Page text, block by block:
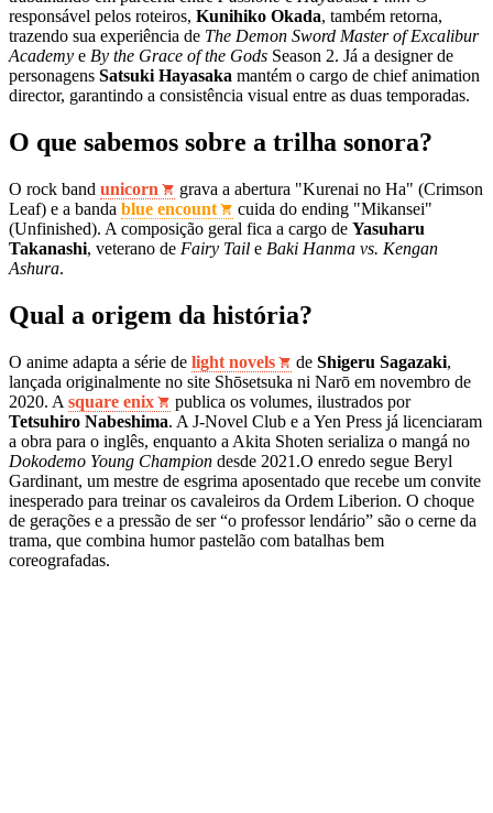
responsável pelos roteiros, Kunihiko Okada, também retorna,
trazendo sua experiência de The Demon Sword Master of Excalibur
Academy e By the Grace of the Gods Season 2. Já a designer de
personagens Satsuki Hayasaka mantém o cargo de chief animation
director, garantindo a consistência visual entre as duas temporadas.
O que sabemos sobre a trilha sonora?
O rock band unicorn
grava a abertura "Kurenai no Ha" (Crimson
Leaf) e a banda blue encount
cuida do ending "Mikansei"
(Unfinished). A composição geral fica a cargo de Yasuharu
Takanashi, veterano de Fairy Tail e Baki Hanma vs. Kengan
Ashura.
Qual a origem da história?
O anime adapta a série de light novels de Shigeru Sagazaki,
lançada originalmente no site Shōsetsuka ni Narō em novembro de
2020. A square enix
publica os volumes, ilustrados por
Tetsuhiro Nabeshima. A J‑Novel Club e a Yen Press já licenciaram
a obra para o inglês, enquanto a Akita Shoten serializa o mangá no
Dokodemo Young Champion desde 2021.O enredo segue Beryl
Gardinant, um mestre de esgrima aposentado que recebe um convite
inesperado para treinar os cavaleiros da Ordem Liberion. O choque
de gerações e a pressão de ser “o professor lendário” são o cerne da
trama, que combina humor pastelão com batalhas bem
coreografadas.